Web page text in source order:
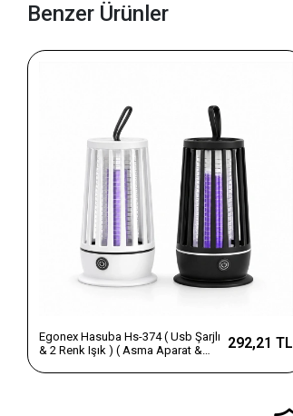
Benzer Ürünler
Egonex Hasuba Hs-374 ( Usb Şarjlı
& 2 Renk Işık ) ( Asma Aparat &
Kovucu*100
292,21 TL